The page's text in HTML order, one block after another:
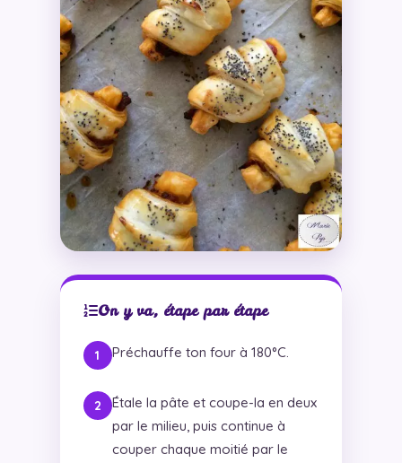
On y va, étape par étape
Préchauffe ton four à 180°C.
Étale la pâte et coupe-la en deux
par le milieu, puis continue à
couper chaque moitié par le